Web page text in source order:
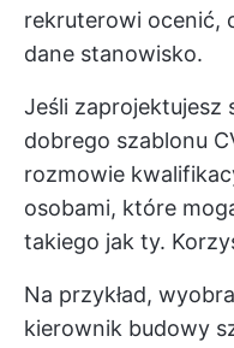
rekruterowi ocenić,
dane stanowisko.
Jeśli zaprojektujesz
dobrego szablonu
rozmowie
osobami, które
takiego jak ty.
Na przykład,
kierownik budowy